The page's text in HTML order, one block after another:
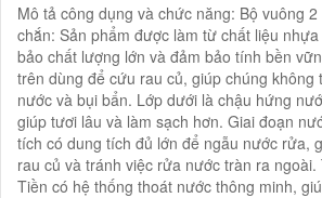
Mô tả công dụng và chức năng: Bộ vuông
chắn: Sản phẩm được làm từ chất liệu
bảo chất lượng lớn và đảm bảo tính bền
trên dùng để cứu rau củ, giúp chúng không
nước và bụi bẩn. Lớp dưới là chậu hứng
giúp tươi lâu và làm sạch hơn. Giai đoạn
tích có dung tích đủ lớn để ngẫu nước rửa,
rau củ và tránh việc rửa nước tràn ra
Tiền có hệ thống thoát nước thông minh,